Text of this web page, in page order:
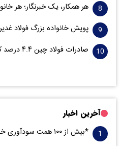
هر همکار، یک خبرنگار؛ هر
پویش خانواده بزرگ فولاد
صادرات فولاد چین ۴.۴ درصد کاهش یافت
آخرین اخبار
*بیش از ۱۰۰ همت سودآوری خالص در سال سخت ۱۴۰۴*